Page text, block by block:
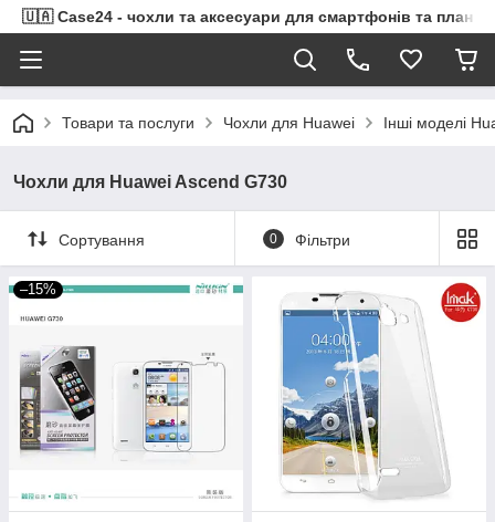
🇺🇦 Case24 - чохли та аксесуари для смартфонів та
Товари та послуги Чохли для Huawei Інші моделі
Чохли для Huawei Ascend G730
Сортування 0 Фільтри
–15%